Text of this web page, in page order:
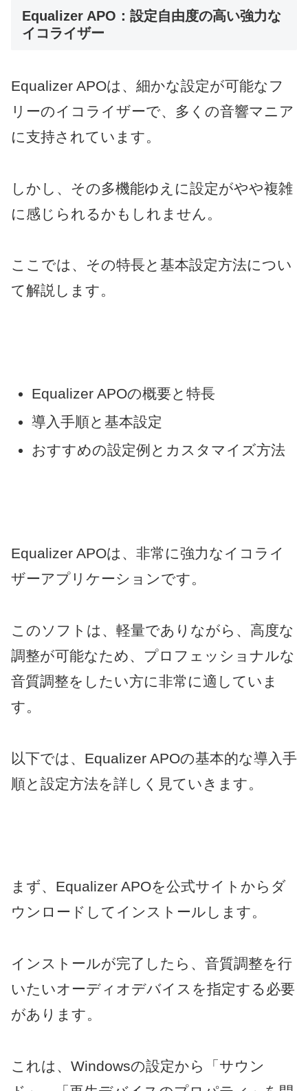
Equalizer APO：設定自由度の高い強力な
イコライザー
Equalizer APOは、細かな設定が可能なフ
リーのイコライザーで、多くの音響マニア
に支持されています。
しかし、その多機能ゆえに設定がやや複雑
に感じられるかもしれません。
ここでは、その特長と基本設定方法につい
て解説します。
Equalizer APOの概要と特長
導入手順と基本設定
おすすめの設定例とカスタマイズ方法
Equalizer APOは、非常に強力なイコライ
ザーアプリケーションです。
このソフトは、軽量でありながら、高度な
調整が可能なため、プロフェッショナルな
音質調整をしたい方に非常に適していま
す。
以下では、Equalizer APOの基本的な導入手
順と設定方法を詳しく見ていきます。
まず、Equalizer APOを公式サイトからダ
ウンロードしてインストールします。
インストールが完了したら、音質調整を行
いたいオーディオデバイスを指定する必要
があります。
これは、Windowsの設定から「サウン